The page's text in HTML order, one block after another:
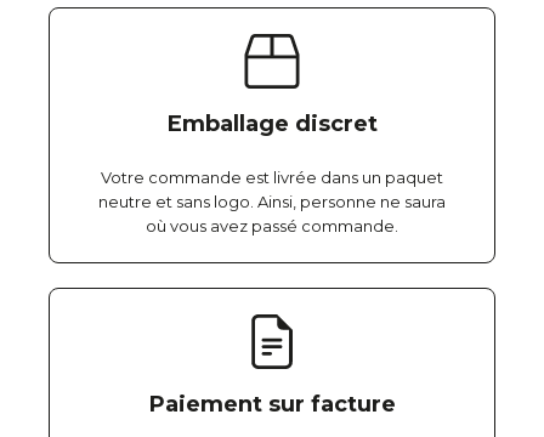
Emballage discret
Votre commande est livrée dans un paquet
neutre et sans logo. Ainsi, personne ne saura
où vous avez passé commande.
Paiement sur facture